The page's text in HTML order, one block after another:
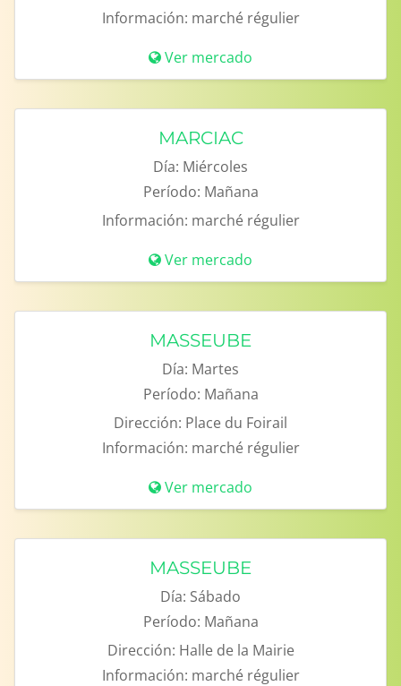
Información: marché régulier
Ver mercado
MARCIAC
Día: Miércoles
Período: Mañana
Información: marché régulier
Ver mercado
MASSEUBE
Día: Martes
Período: Mañana
Dirección: Place du Foirail
Información: marché régulier
Ver mercado
MASSEUBE
Día: Sábado
Período: Mañana
Dirección: Halle de la Mairie
Información: marché régulier